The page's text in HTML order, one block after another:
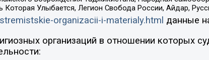
Улыбается, Легион Свобода России, Айдар,
organizacii-i-materialy.html данные
организаций в отношении которых